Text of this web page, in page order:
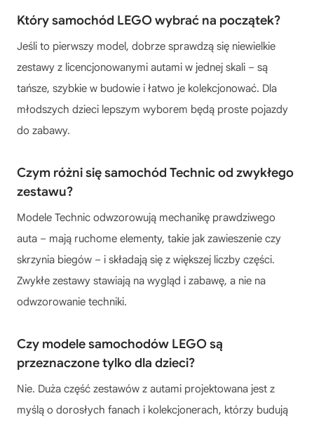
Który samochód LEGO wybrać na początek?
Jeśli to pierwszy model, dobrze sprawdzą się niewielkie
zestawy z licencjonowanymi autami w jednej skali – są
tańsze, szybkie w budowie i łatwo je kolekcjonować. Dla
młodszych dzieci lepszym wyborem będą proste pojazdy
do zabawy.
Czym różni się samochód Technic od zwykłego
zestawu?
Modele Technic odwzorowują mechanikę prawdziwego
auta – mają ruchome elementy, takie jak zawieszenie czy
skrzynia biegów – i składają się z większej liczby części.
Zwykłe zestawy stawiają na wygląd i zabawę, a nie na
odwzorowanie techniki.
Czy modele samochodów LEGO są
przeznaczone tylko dla dzieci?
Nie. Duża część zestawów z autami projektowana jest z
myślą o dorosłych fanach i kolekcjonerach, którzy budują